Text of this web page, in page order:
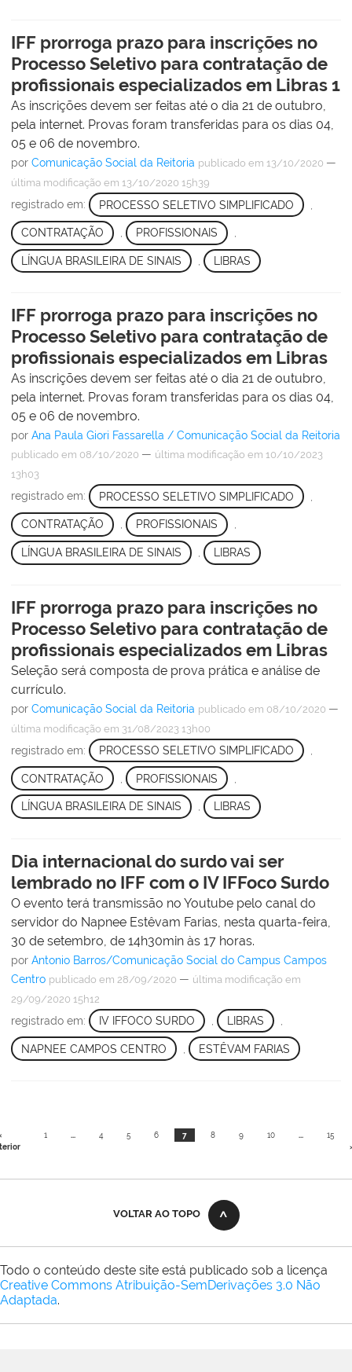
IFF prorroga prazo para inscrições no
Processo Seletivo para contratação de
profissionais especializados em Libras 1
As inscrições devem ser feitas até o dia 21 de outubro,
pela internet. Provas foram transferidas para os dias 04,
05 e 06 de novembro.
por Comunicação Social da Reitoria publicado em 13/10/2020 —
última modificação em 13/10/2020 15h39
registrado em: PROCESSO SELETIVO SIMPLIFICADO
CONTRATAÇÃO , PROFISSIONAIS ,
LÍNGUA BRASILEIRA DE SINAIS LIBRAS
IFF prorroga prazo para inscrições no
Processo Seletivo para contratação de
profissionais especializados em Libras
As inscrições devem ser feitas até o dia 21 de outubro,
pela internet. Provas foram transferidas para os dias 04,
05 e 06 de novembro.
por Ana Paula Giori Fassarella / Comunicação Social da Reitoria
publicado em 08/10/2020 — última modificação em 10/10/2023
13h03
registrado em: PROCESSO SELETIVO SIMPLIFICADO
CONTRATAÇÃO , PROFISSIONAIS ,
LÍNGUA BRASILEIRA DE SINAIS LIBRAS
IFF prorroga prazo para inscrições no
Processo Seletivo para contratação de
profissionais especializados em Libras
Seleção será composta de prova prática e análise de
currículo.
por Comunicação Social da Reitoria publicado em 08/10/2020 —
última modificação em 31/08/2023 13h00
registrado em: PROCESSO SELETIVO SIMPLIFICADO
CONTRATAÇÃO PROFISSIONAIS
LÍNGUA BRASILEIRA DE SINAIS , LIBRAS
Dia internacional do surdo vai ser
lembrado no IFF com o IV IFFoco Surdo
O evento terá transmissão no Youtube pelo canal do
servidor do Napnee Estêvam Farias, nesta quarta-feira,
30 de setembro, de 14h30min às 17 horas.
por Antonio Barros/Comunicação Social do Campus Campos
Centro publicado em 28/09/2020 — última modificação em
29/09/2020 15h12
registrado em: IV IFFOCO SURDO LIBRAS
NAPNEE CAMPOS CENTRO ESTÊVAM FARIAS
1 ... 4 5 6 7 8 9 10 ...
15
VOLTAR AO TOPO
Todo o conteúdo deste site está publicado sob a licença
Creative Commons Atribuição-SemDerivações 3.0 Não
Adaptada.